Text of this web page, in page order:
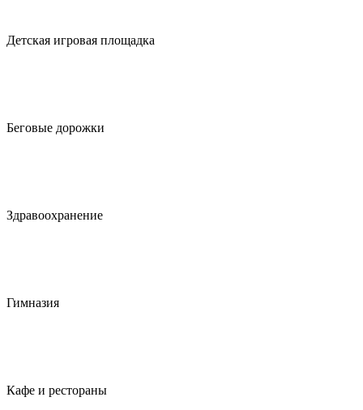
Детская игровая площадка
Беговые дорожки
Здравоохранение
Гимназия
Кафе и рестораны